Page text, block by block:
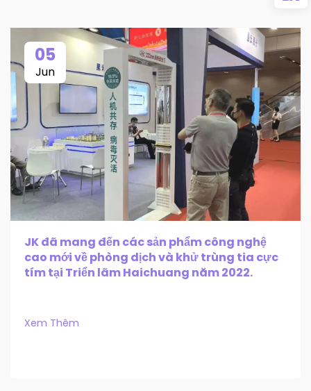
05
Jun
JK đã mang đến các sản phẩm công nghệ
cao mới về phòng dịch và khử trùng tia cực
tím tại Triển lãm Haichuang năm 2022.
Xem Thêm